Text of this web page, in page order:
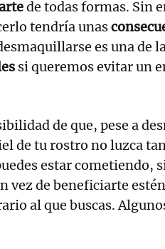
de todas formas. Sin
tendría unas
es una de
si queremos evitar un
de que, pese a
de tu rostro no luzca
estar cometiendo,
vez de beneficiarte
al que buscas.